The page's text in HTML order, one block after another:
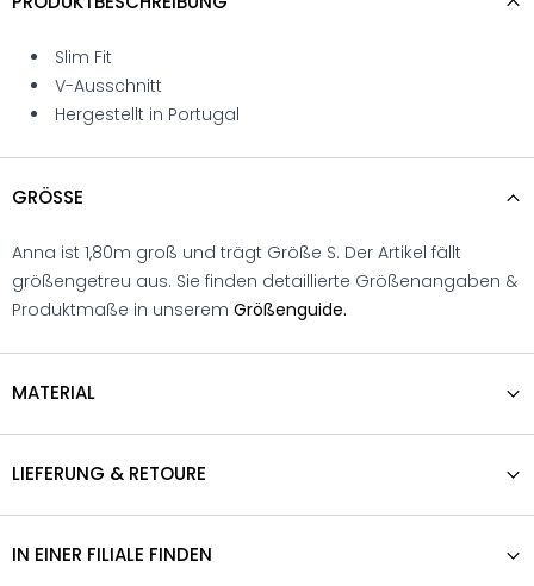
Slim Fit
V-Ausschnitt
Hergestellt in Portugal
GRÖSSE
Anna ist 1,80m groß und trägt Größe S. Der Artikel fällt
größengetreu aus. Sie finden detaillierte Größenangaben &
Produktmaße in unserem Größenguide.
MATERIAL
LIEFERUNG & RETOURE
IN EINER FILIALE FINDEN